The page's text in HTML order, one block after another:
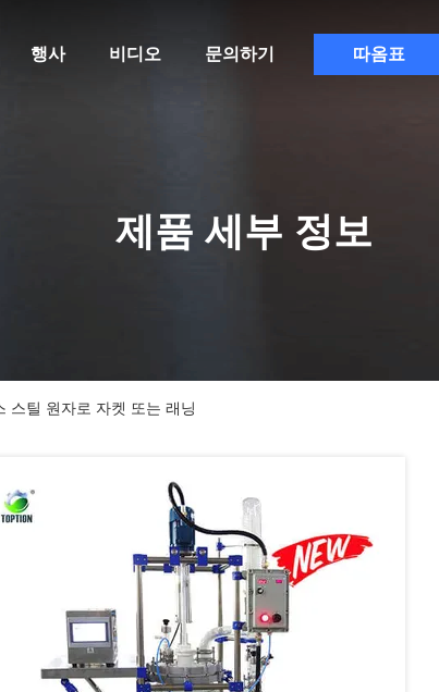
행사 비디오 문의하기 따옴표
제품 세부 정보
스틸 원자로 자켓 또는 래닝